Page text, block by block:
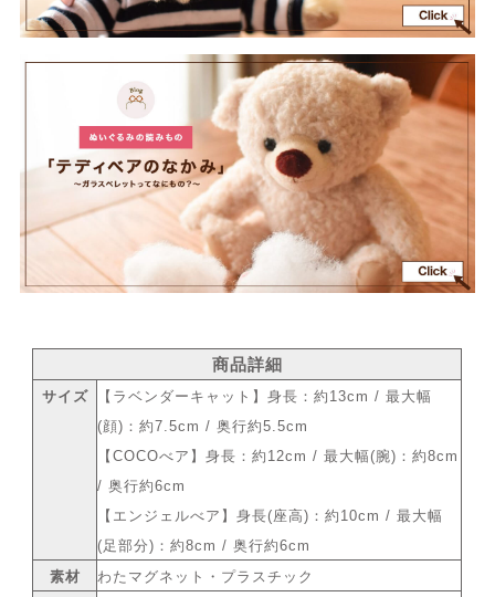
商品詳細
サイズ
【ラベンダーキャット】身長：約13cm / 最大幅
(顔)：約7.5cm / 奥行約5.5cm
【COCOべア】身長：約12cm / 最大幅(腕)：約8cm
/ 奥行約6cm
【エンジェルべア】身長(座高)：約10cm / 最大幅
(足部分)：約8cm / 奥行約6cm
素材
わたマグネット・プラスチック